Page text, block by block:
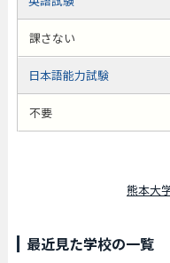
課さない
日本語能力試験
不要
熊本大
最近見た学校の一覧